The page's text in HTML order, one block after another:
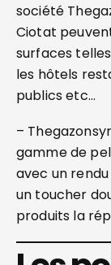
société
Ciotat
surfaces
les hôtels
publics etc…
–
gamme de
avec un
un toucher
produits la